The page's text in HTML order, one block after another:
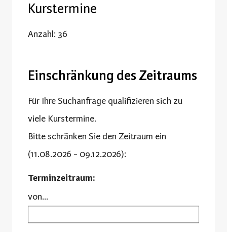
Kurstermine
Anzahl: 36
Einschränkung des Zeitraums
Für Ihre Suchanfrage qualifizieren sich zu
viele Kurstermine.
Bitte schränken Sie den Zeitraum ein
(11.08.2026 - 09.12.2026):
Terminzeitraum:
von...